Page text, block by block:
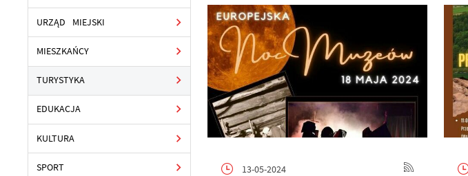
URZĄD MIEJSKI
MIESZKAŃCY
TURYSTYKA
EDUKACJA
KULTURA
SPORT 13-05-2024